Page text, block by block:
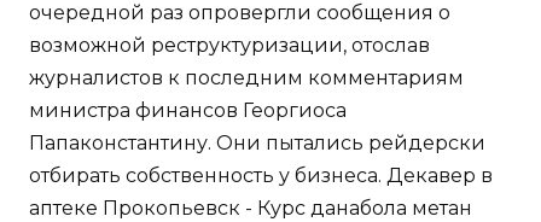
очередной раз опровергли сообщения о
возможной реструктуризации, отослав
журналистов к последним комментариям
министра финансов Георгиоса
Папаконстантину. Они пытались рейдерски
отбирать собственность у бизнеса. Декавер в
аптеке Прокопьевск - Курс данабола метан